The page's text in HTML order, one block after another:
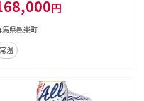
円
馬県邑楽町
常温